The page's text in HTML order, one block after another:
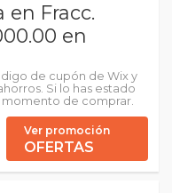
en Fracc.
en
de cupón de Wix y
Si lo has estado
momento de comprar.
Ver promoción
OFERTAS